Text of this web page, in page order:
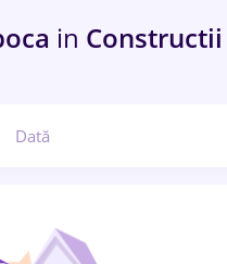
in
Dată